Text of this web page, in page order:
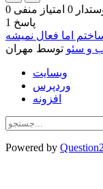
0 0 امتیاز منفی
1 پاسخ
اما فعال نمیشه
و سئو توسط مهران
وبسایت
وردپرس
افزونه
Powered by